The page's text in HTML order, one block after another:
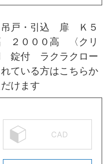
戸・引込 扉 Ｋ５
２０００高 〈クリ
錠付 ラクラクロー
ている方はこちらか
けます
CAD